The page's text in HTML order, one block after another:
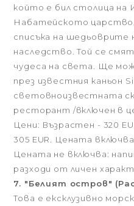
който е бил столица на
Набатейското
списъка на шедьоврите
наследство. Той се
чудеса на света. Ще
през известния каньон
световноизвестната
ресторант /включен в
Цени: Възрастен - 320
305 EUR. Цената
Цената не включва:
разходи от личен
7. "Белият остров"
Това е ексклузивно